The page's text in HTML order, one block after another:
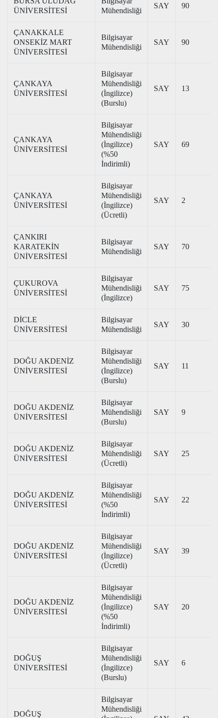
ÜNİVERSİTESİ
Mühendisliği
SAY 90
ÇANAKKALE
ONSEKİZ MART
ÜNİVERSİTESİ
Bilgisayar
Mühendisliği
SAY 90
ÇANKAYA
ÜNİVERSİTESİ
Bilgisayar
Mühendisliği
(İngilizce)
(Burslu)
SAY 13
ÇANKAYA
ÜNİVERSİTESİ
Bilgisayar
Mühendisliği
(İngilizce)
(%50
İndirimli)
SAY 69
ÇANKAYA
ÜNİVERSİTESİ
Bilgisayar
Mühendisliği
(İngilizce)
(Ücretli)
SAY 2
ÇANKIRI
KARATEKİN
ÜNİVERSİTESİ
Bilgisayar
Mühendisliği
SAY 70
ÇUKUROVA
ÜNİVERSİTESİ
Bilgisayar
Mühendisliği
(İngilizce)
SAY 75
DİCLE
ÜNİVERSİTESİ
Bilgisayar
Mühendisliği
SAY 30
DOĞU AKDENİZ
ÜNİVERSİTESİ
Bilgisayar
Mühendisliği
(İngilizce)
(Burslu)
SAY 11
DOĞU AKDENİZ
ÜNİVERSİTESİ
Bilgisayar
Mühendisliği
(Burslu)
SAY 9
DOĞU AKDENİZ
ÜNİVERSİTESİ
Bilgisayar
Mühendisliği
(Ücretli)
SAY 25
DOĞU AKDENİZ
ÜNİVERSİTESİ
Bilgisayar
Mühendisliği
(%50
İndirimli)
SAY 22
DOĞU AKDENİZ
ÜNİVERSİTESİ
Bilgisayar
Mühendisliği
(İngilizce)
(Ücretli)
SAY 39
DOĞU AKDENİZ
ÜNİVERSİTESİ
Bilgisayar
Mühendisliği
(İngilizce)
(%50
İndirimli)
SAY 20
DOĞUŞ
ÜNİVERSİTESİ
Bilgisayar
Mühendisliği
(İngilizce)
(Burslu)
SAY 6
DOĞUŞ
Bilgisayar
Mühendisliği